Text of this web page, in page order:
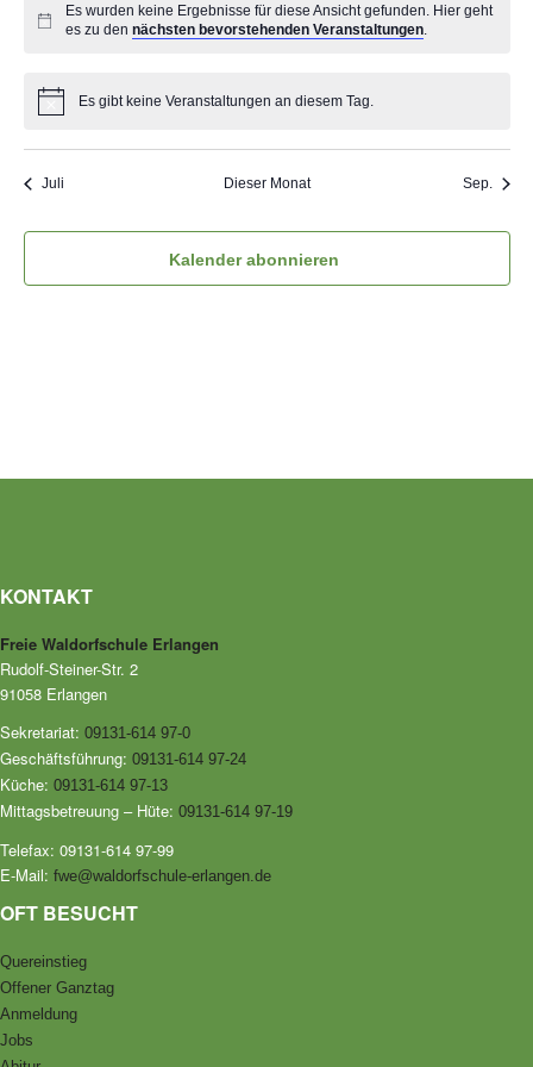
Es wurden keine Ergebnisse für diese Ansicht gefunden. Hier geht
es zu dennächsten bevorstehenden Veranstaltungen.
Es gibt keine Veranstaltungen an diesem Tag.
Juli Dieser Monat Sep.
Kalender abonnieren
KONTAKT
Freie Waldorfschule Erlangen
Rudolf-Steiner-Str. 2
91058 Erlangen
Sekretariat: 09131-614 97-0
Geschäftsführung: 09131-614 97-24
Küche: 09131-614 97-13
Mittagsbetreuung – Hüte: 09131-614 97-19
Telefax: 09131-614 97-99
E-Mail: fwe@waldorfschule-erlangen.de
OFT BESUCHT
Quereinstieg
Offener Ganztag
Anmeldung
Jobs